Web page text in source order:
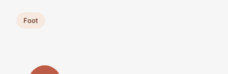
Foot